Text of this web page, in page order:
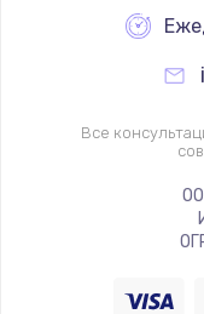
Замена
Все